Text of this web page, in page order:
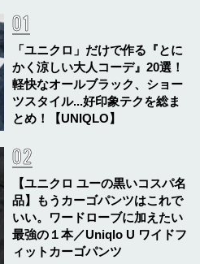
「ユニクロ」だけで作る『とに
かく涼しい大人コーデ』20選！
軽快なオールブラック、ショー
ツスタイル...好印象テクを総ま
とめ！【UNIQLO】
【ユニクロ ユーの黒いコスパ名
品】もうカーゴパンツはこれで
いい。ワードローブに加えたい
最強の１本／Uniqlo U ワイドフ
ィットカーゴパンツ